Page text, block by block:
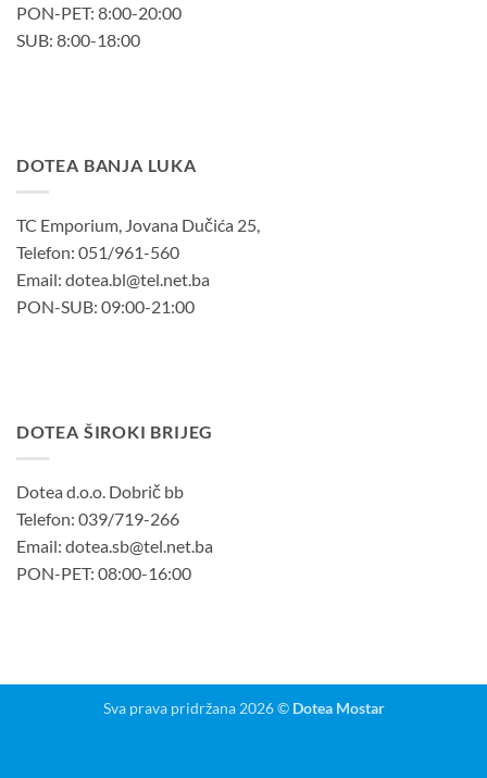
PON-PET: 8:00-20:00
SUB: 8:00-18:00
DOTEA BANJA LUKA
TC Emporium, Jovana Dučića 25,
Telefon: 051/961-560
Email: dotea.bl@tel.net.ba
PON-SUB: 09:00-21:00
DOTEA ŠIROKI BRIJEG
Dotea d.o.o. Dobrič bb
Telefon: 039/719-266
Email: dotea.sb@tel.net.ba
PON-PET: 08:00-16:00
Sva prava pridržana 2026 © Dotea Mostar